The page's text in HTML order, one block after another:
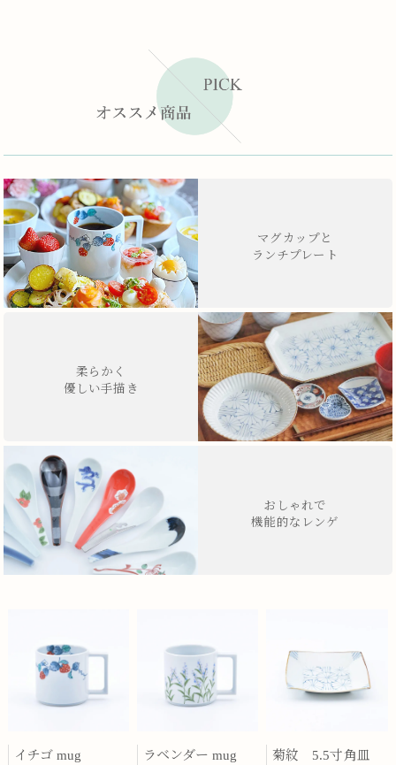
マグカップと
ランチプレート
柔らかく
優しい手描き
おしゃれで
機能的なレンゲ
イチゴ mug ラベンダー mug 菊紋 5.5寸角皿